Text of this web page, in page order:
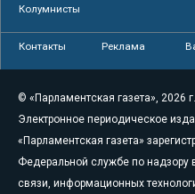
Колумнисты
Контакты Реклама
© «Парламентская газета», 2026 г.
Электронное периодическое
«Парламентская газета»
Федеральной службе по надзору
связи, информационных